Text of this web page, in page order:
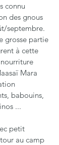
connu
des gnous
septembre.
grosse partie
à cette
Mara
babouins,
...
petit
au camp